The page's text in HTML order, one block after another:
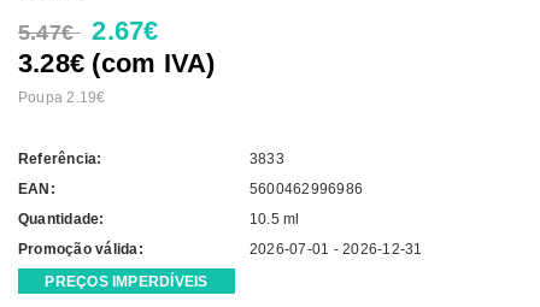
5.47€ 2.67€
3.28€ (com IVA)
Poupa 2.19€
Referência:
3833
EAN:
5600462996986
Quantidade:
10.5 ml
Promoção válida:
2026-07-01 - 2026-12-31
PREÇOS IMPERDÍVEIS